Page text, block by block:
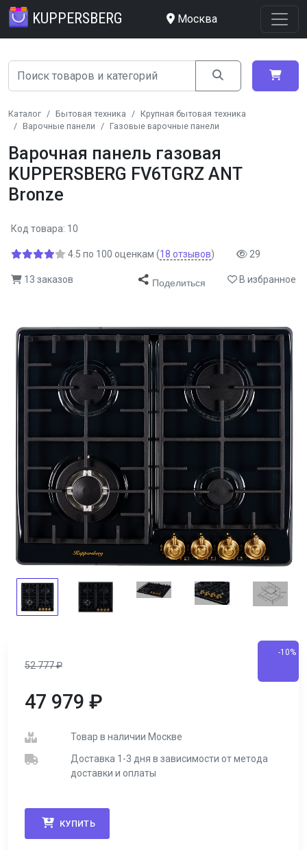
KUPPERSBERG Москва
Каталог Бытовая техника
Крупная бытовая техника
Варочные панели
Газовые варочные панели
Варочная панель газовая
KUPPERSBERG FV6TGRZ ANT
Bronze
Код товара: 10
4.5 по 100 оценкам (18 отзывов) 29
13 заказов Поделиться В избранное
52 777₽
-10%
47 979 ₽
Товар в наличии Москве
Доставка 1-3 дня в зависимости от метода
доставки и оплаты
КУПИТЬ